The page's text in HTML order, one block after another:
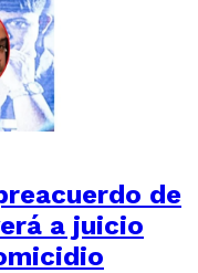
de
a juicio